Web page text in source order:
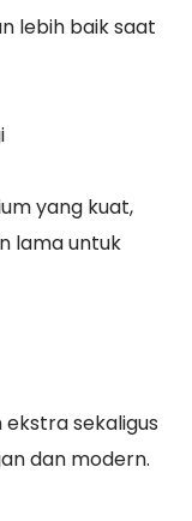
lebih baik saat
yang kuat,
lama untuk
sekaligus
dan modern.